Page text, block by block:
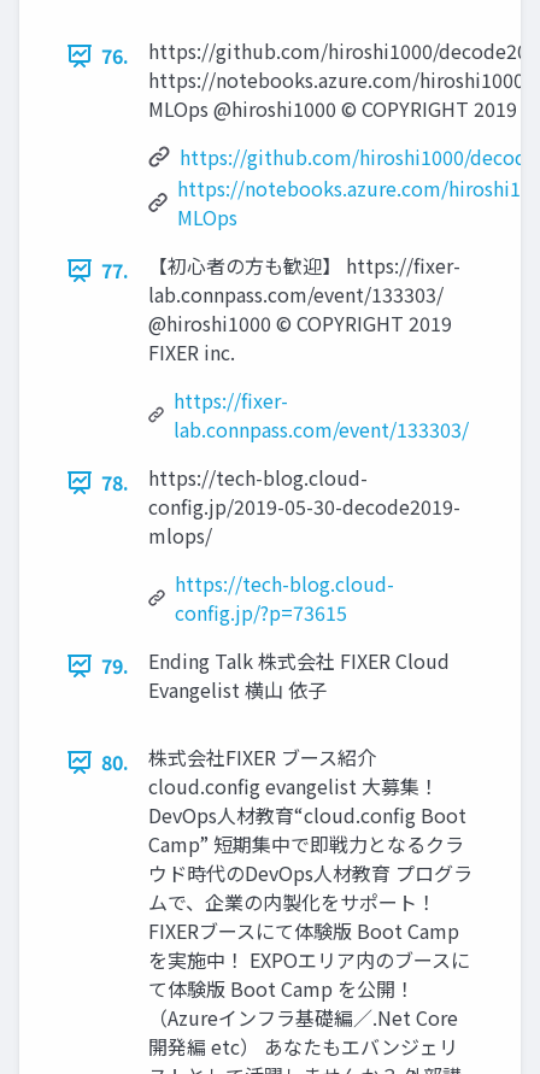
76.
https://github.com/hiroshi1000/
https://notebooks.azure.com/hiroshi1000/
MLOps @hiroshi1000 © COPYRIGHT 2019
https://github.com/hiroshi1000/
https://notebooks.azure.com/
MLOps
77.
【初⼼者の⽅も歓迎】 https://fixer-
lab.connpass.com/event/133303/
@hiroshi1000 © COPYRIGHT 2019
FIXER inc.
https://fixer-
lab.connpass.com/event/133303/
78.
https://tech-blog.cloud-
config.jp/2019-05-30-decode2019-
mlops/
https://tech-blog.cloud-
config.jp/?p=73615
79.
Ending Talk 株式会社 FIXER Cloud
Evangelist 横⼭ 依⼦
80.
株式会社FIXER ブース紹介
cloud.config evangelist ⼤募集！
DevOps⼈材教育“cloud.config Boot
Camp” 短期集中で即戦⼒となるクラ
ウド時代のDevOps⼈材教育 プログラ
ムで、企業の内製化をサポート！
FIXERブースにて体験版 Boot Camp
を実施中！ EXPOエリア内のブースに
て体験版 Boot Camp を公開！
（Azureインフラ基礎編／.Net Core
開発編 etc） あなたもエバンジェリ